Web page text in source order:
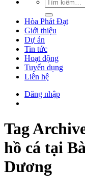
Hòa Phát Đạt
Giới thiệu
Dự án
Tin tức
Hoạt động
Tuyển dụng
Liên hệ
Đăng nhập
Tag
hồ cá tại
Dương